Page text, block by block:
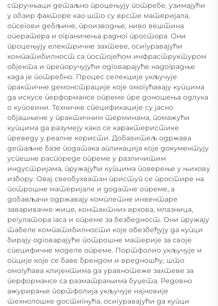
стручњаци детаљно процењују потребе, узимајући
у обзир факторе као што су врсте материјала,
опсегови дебљине, производње, ниво вештина
оператера и ограничења радног простора. Они
процењују електричне захтеве, осигуравајући
компатибилност са постојећом инфраструктуром
објекта и препоручујући одговарајуће надоградње
када је потребно. Процес селекције укључује
практичне демонстрације које омогућавају купцима
да искусе перформансе опреме пре доношења одлука
о куповини. Техничке спецификације су јасно
објашњене у практичним терминама, помажући
купцима да разумеју како се карактеристике
преведу у реалне користи. Добавитељ одржава
детаљне базе података апликација које документују
успешне распореде опреме у различитим
индустријама, пружајући купцима поверење у њихову
избору. Овај свеобухватан приступ се простире на
потрошне материјале и додатне опреме, а
добављачи одржавају комплетне инвентаре
заваривачке жице, контактних врхова, млазница,
регулатора гаса и опреме за безбедност. Они пружају
табеле компатибилности које обезбеђују да купци
бирају одговарајуће потрошне материје за своје
специфичне моделе опреме. Портфолио укључује и
опције које се баве брендом и вредношћу, што
омогућава клијентима да уравнотеже захтеве за
перформансе са разматрањима буџета. Редовно
ажурирање портфолија укључује најновије
технолошке достигнућа, осигуравајући да купци